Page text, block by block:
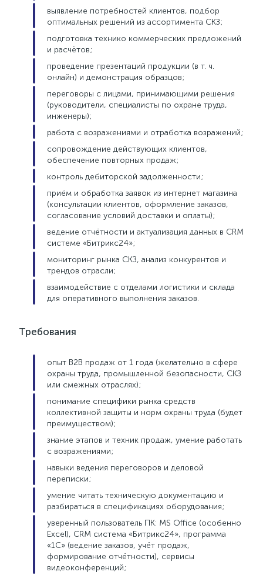
выявление потребностей клиентов, подбор
оптимальных решений из ассортимента СКЗ;
подготовка технико коммерческих предложений
и расчётов;
проведение презентаций продукции (в т. ч.
онлайн) и демонстрация образцов;
переговоры с лицами, принимающими решения
(руководители, специалисты по охране труда,
инженеры);
работа с возражениями и отработка возражений;
сопровождение действующих клиентов,
обеспечение повторных продаж;
контроль дебиторской задолженности;
приём и обработка заявок из интернет магазина
(консультации клиентов, оформление заказов,
согласование условий доставки и оплаты);
ведение отчётности и актуализация данных в CRM
системе «Битрикс24»;
мониторинг рынка СКЗ, анализ конкурентов и
трендов отрасли;
взаимодействие с отделами логистики и склада
для оперативного выполнения заказов.
Требования
опыт B2B продаж от 1 года (желательно в сфере
охраны труда, промышленной безопасности, СКЗ
или смежных отраслях);
понимание специфики рынка средств
коллективной защиты и норм охраны труда (будет
преимуществом);
знание этапов и техник продаж, умение работать
с возражениями;
навыки ведения переговоров и деловой
переписки;
умение читать техническую документацию и
разбираться в спецификациях оборудования;
уверенный пользователь ПК: MS Office (особенно
Excel), CRM система «Битрикс24», программа
«1С» (ведение заказов, учёт продаж,
формирование отчётности), сервисы
видеоконференций;